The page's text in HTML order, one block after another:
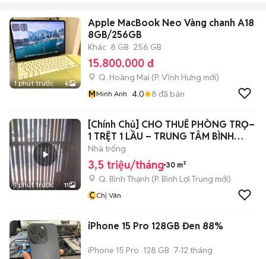
1 phút trước 6
Apple MacBook Neo Vàng chanh A18
8GB/256GB
Khác 8 GB 256 GB
15.800.000 đ
Q. Hoàng Mai (P. Vĩnh Hưng mới)
MMinh Anh 4.0 8 đã bán
1 phút trước 11
[Chính Chủ] CHO THUÊ PHÒNG TRỌ–
1 TRỆT 1 LẦU – TRUNG TÂM BÌNH
THẠNH ✨
Nhà trống
3,5 triệu/tháng 30 m²
Q. Bình Thạnh (P. Bình Lợi Trung mới)
CChị Vân
iPhone 15 Pro 128GB Đen 88%
iPhone 15 Pro 128 GB 7-12 tháng